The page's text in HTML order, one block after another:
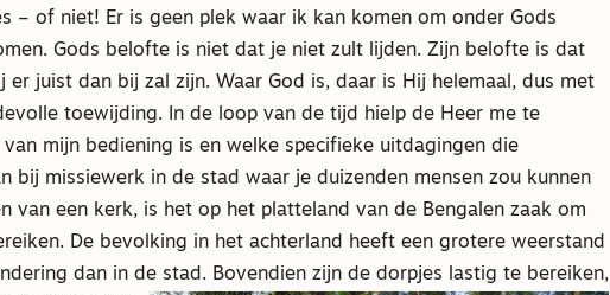
– of niet! Er is geen plek waar ik kan komen om onder Gods
Gods belofte is niet dat je niet zult lijden. Zijn belofte is dat
er juist dan bij zal zijn. Waar God is, daar is Hij helemaal, dus met
toewijding. In de loop van de tijd hielp de Heer me te
mijn bediening is en welke specifieke uitdagingen die
bij missiewerk in de stad waar je duizenden mensen zou kunnen
van een kerk, is het op het platteland van de Bengalen zaak om
De bevolking in het achterland heeft een grotere weerstand
dan in de stad. Bovendien zijn de dorpjes lastig te bereiken,